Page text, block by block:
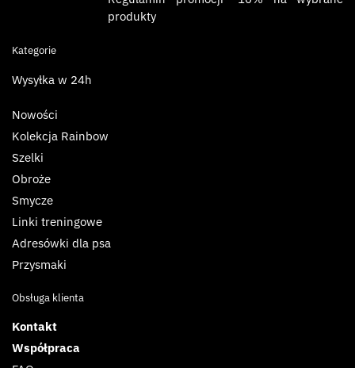
produkty
Kategorie
Wysyłka w 24h
Nowości
Kolekcja Rainbow
Szelki
Obroże
Smycze
Linki treningowe
Adresówki dla psa
Przysmaki
Obsługa klienta
Kontakt
Współpraca